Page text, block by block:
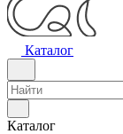
Каталог
Каталог